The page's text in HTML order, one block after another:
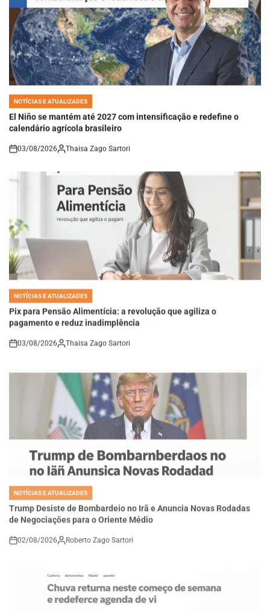
POSTED
IN
NOTÍCIAS E ATUALIZADES
El Niño se mantém até 2027 com intensificação e redefine o
calendário agrícola brasileiro
on
INPix para Pensão Alimentícia: a revolução que agiliza o
pagamento e reduz inadimplência
03/08/2026 Thaisa Zago Sartori
POSTED
IN
NOTÍCIAS E ATUALIZADES
Trump Desiste de Bombardeio no Irã e Anuncia Novas Rodadas
de Negociações para o Oriente Médio
on
02/08/2026 Roberto Zago Sartori